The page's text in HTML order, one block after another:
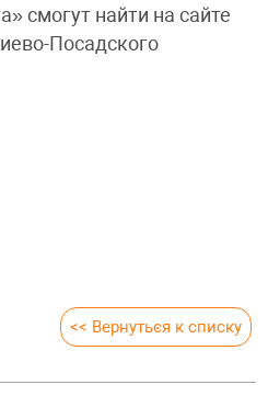
смогут найти на сайте
Посадского
<< Вернуться к списку